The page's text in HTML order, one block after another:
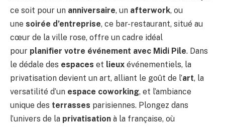
ce soit pour un anniversaire, un afterwork, ou
une soirée d’entreprise, ce bar-restaurant, situé au
cœur de la ville rose, offre un cadre idéal
pour planifier votre événement avec Midi Pile. Dans
le dédale des espaces et lieux événementiels, la
privatisation devient un art, alliant le goût de l’art, la
versatilité d’un espace coworking, et l’ambiance
unique des terrasses parisiennes. Plongez dans
l’univers de la privatisation à la française, où